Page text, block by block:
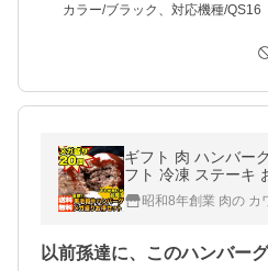
カラー/ブラック、対応機種/QS16
ギフト 肉 ハンバー
フト 冷凍 ステーキ
昭和8年創業 肉の カ